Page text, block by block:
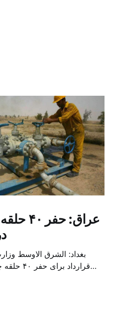
عراق:
بغداد: الشرق الاوسط
قرارداد
محمد خضیر مدعامل شرکت